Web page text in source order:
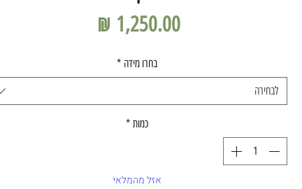
בחרו מידה *
לבחירה
כמות *
אזל מהמלאי